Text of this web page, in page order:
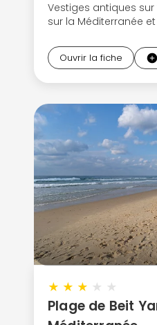
Vestiges antiques
sur la Méditerranée
Ouvrir la fiche
★ ★ ★ ★ ★
Plage de Beit